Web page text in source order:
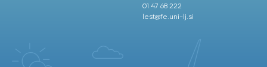
01 47 68 222
lest@fe.uni-lj.si